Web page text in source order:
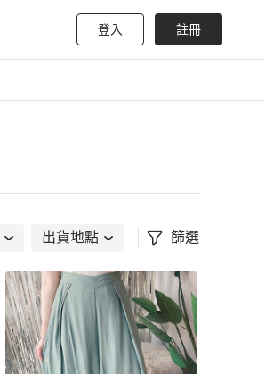
登入 註冊
出貨地點 篩選